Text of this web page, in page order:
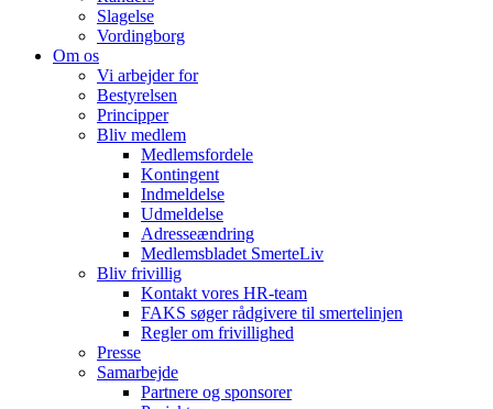
Slagelse
Vordingborg
Om os
Vi arbejder for
Bestyrelsen
Principper
Bliv medlem
Medlemsfordele
Kontingent
Indmeldelse
Udmeldelse
Adresseændring
Medlemsbladet SmerteLiv
Bliv frivillig
Kontakt vores HR-team
FAKS søger rådgivere til smertelinjen
Regler om frivillighed
Presse
Samarbejde
Partnere og sponsorer